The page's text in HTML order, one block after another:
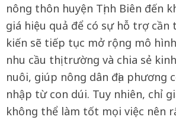
nông thôn huyện Tịnh Biên đến
giá hiệu quả để có sự hỗ trợ cần
kiến sẽ tiếp tục mở rộng mô
nhu cầu thị trường và chia sẻ
nuôi, giúp nông dân địa phương
nhập từ con dúi. Tuy nhiên, chỉ
không thể làm tốt mọi việc nên